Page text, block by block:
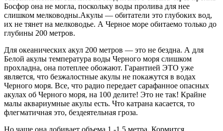
Босфор она не могла, поскольку воды пролива для нее
слишком мелководны.Акулы — обитатели это глубоких вод,
их не тянет на мелководье. А Черное море обитаемо только до
глубины 200 метров.
Для океанических акул 200 метров — это не бездна. А для
Белой акулы температура воды Черного моря слишком
прохладна, она потеплее обожают. Гарантией ЭТО уже
является, что безжалостные акулы не покажутся в водах
Черного моря. Все, что радио передает сарафанное опасных
акулах об Черного моря, на 100 делите! Это не так! Крайне
малы аквариумные акулы есть. Что катрана касается, то
флегматичная это, бездеятельная гроза.
Но чаще она добивает объема 1 -1,5 метра. Кормится